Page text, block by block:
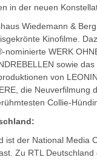
in der neuen
Wiedemann &
Kinofilme.
nominierte WERK
sowie
von
die Neuverfilmung
Collie-
ist der National Media
Zu RTL